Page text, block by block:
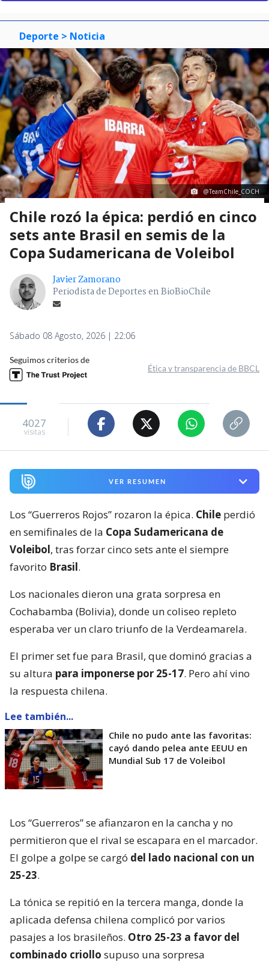
Deporte > Noticia
@TeamChile_COCH
Chile rozó la épica: perdió en cinco
sets ante Brasil en semis de la
Copa Sudamericana de Voleibol
Javier Zamorano
Periodista de Deportes en BioBioChile
Sábado 08 Agosto, 2026 | 22:06
Seguimos criterios de
Ética y transparencia de BBCL
4027
visitas
VER RESUMEN
Los “Guerreros Rojos” rozaron la épica. Chile perdió
en semifinales de la Copa Sudamericana de
Voleibol, tras forzar cinco sets ante el siempre
favorito Brasil.
Los nacionales dieron una grata sorpresa en
Cochabamba (Bolivia), donde un coliseo repleto
esperaba ver un claro triunfo de la Verdeamarela.
El primer set fue para Brasil, que dominó gracias a
su altura para imponerse por 25-17. Pero ahí vino
la respuesta chilena.
Lee también...
Chile no pudo ante las favoritas:
cayó dando pelea ante EEUU en
Mundial Sub 17 de Voleibol
Los “Guerreros” se afianzaron en la cancha y no
permitieron que el rival se escapara en el marcador.
El golpe a golpe se cargó del lado nacional con un
25-23.
La tónica se repitió en la tercera manga, donde la
aplicada defensa chilena complicó por varios
pasajes a los brasileños. Otro 25-23 a favor del
combinado criollo supuso una sorpresa